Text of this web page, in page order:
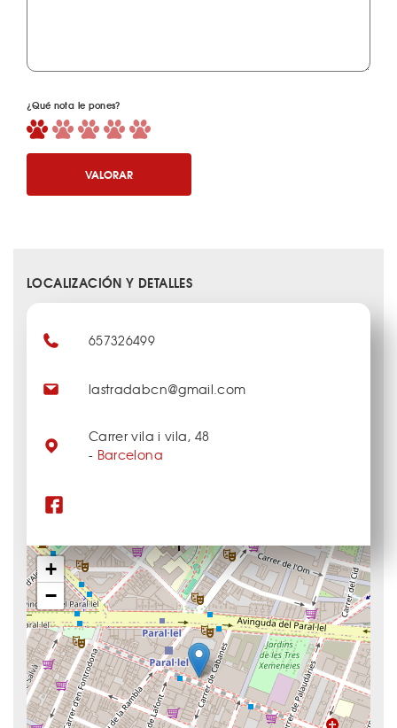
¿Qué nota le pones?
VALORAR
LOCALIZACIÓN Y DETALLES
+
−
657326499
lastradabcn@gmail.com
Carrer vila i vila, 48
- Barcelona